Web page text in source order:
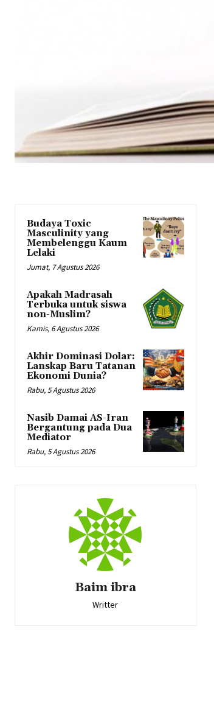
Budaya Toxic
Masculinity yang
Membelenggu Kaum
Lelaki
Jumat, 7 Agustus 2026
Apakah Madrasah
Terbuka untuk siswa
non-Muslim?
Kamis, 6 Agustus 2026
Akhir Dominasi Dolar:
Lanskap Baru Tatanan
Ekonomi Dunia?
Rabu, 5 Agustus 2026
Nasib Damai AS-Iran
Bergantung pada Dua
Mediator
Rabu, 5 Agustus 2026
Baim ibra
Writter